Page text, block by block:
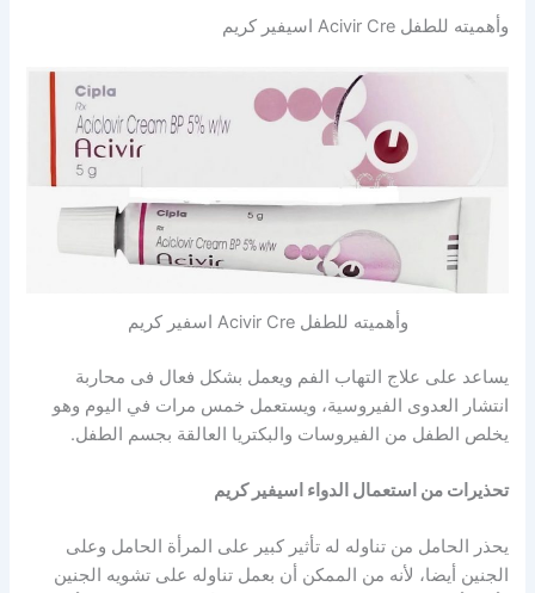
وأهميته للطفل Acivir Cre اسيفير كريم
وأهميته للطفل Acivir Cre اسفير كريم
يساعد على علاج التهاب الفم ويعمل بشكل فعال فى محاربة
انتشار العدوى الفيروسية، ويستعمل خمس مرات في اليوم وهو
يخلص الطفل من الفيروسات والبكتريا العالقة بجسم الطفل.
تحذيرات من استعمال الدواء اسيفير كريم
يحذر الحامل من تناوله له تأثير كبير على المرأة الحامل وعلى
الجنين أيضا، لأنه من الممكن أن بعمل تناوله على تشويه الجنين